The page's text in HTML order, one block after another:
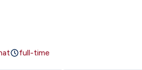
full-time